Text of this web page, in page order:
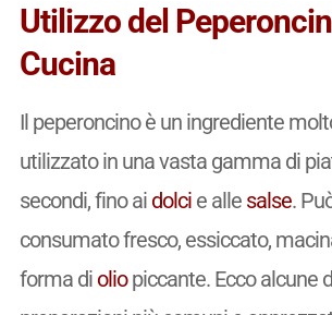
Utilizzo del
Cucina
Il peperoncino è un ingrediente
utilizzato in una vasta gamma di
secondi, fino ai dolcie alle salse.
consumato fresco, essiccato,
forma di oliopiccante. Ecco alcune